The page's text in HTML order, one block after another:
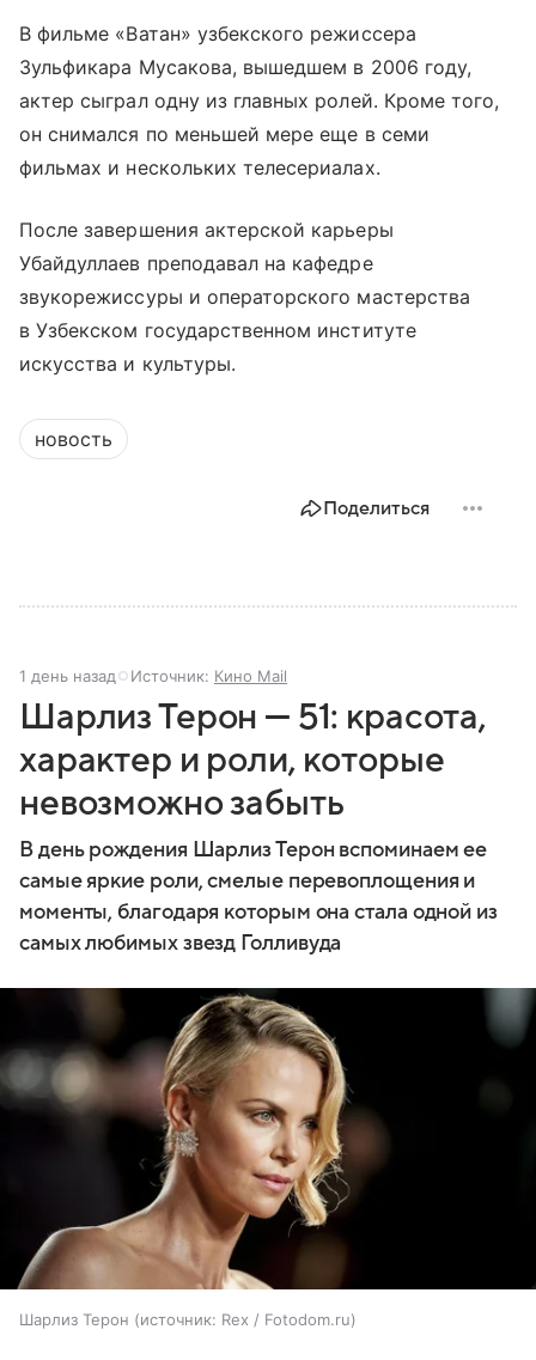
В фильме «Ватан» узбекского режиссера
Зульфикара Мусакова, вышедшем в 2006 году,
актер сыграл одну из главных ролей. Кроме того,
он снимался по меньшей мере еще в семи
фильмах и нескольких телесериалах.
После завершения актерской карьеры
Убайдуллаев преподавал на кафедре
звукорежиссуры и операторского мастерства
в Узбекском государственном институте
искусства и культуры.
новость
Поделиться
1 день назад Источник: Кино Mail
Шарлиз Терон — 51: красота,
характер и роли, которые
невозможно забыть
В день рождения Шарлиз Терон вспоминаем ее
самые яркие роли, смелые перевоплощения и
моменты, благодаря которым она стала одной из
самых любимых звезд Голливуда
Шарлиз Терон источник: Rex / Fotodom.ru